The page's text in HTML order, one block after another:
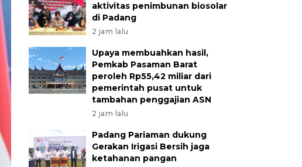
aktivitas penimbunan biosolar
di Padang
2 jam lalu
Upaya membuahkan hasil,
Pemkab Pasaman Barat
peroleh Rp55,42 miliar dari
pemerintah pusat untuk
tambahan penggajian ASN
2 jam lalu
Padang Pariaman dukung
Gerakan Irigasi Bersih jaga
ketahanan pangan